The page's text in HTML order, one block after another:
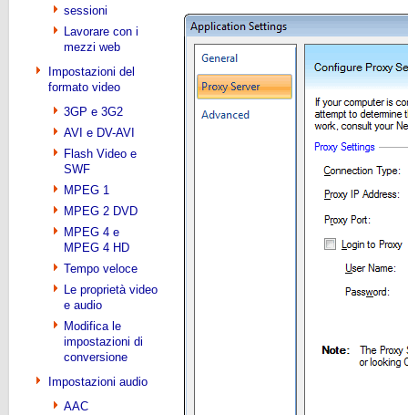
sessioni
Lavorare con i
mezzi web
Impostazioni del
formato video
3GP e 3G2
AVI e DV-AVI
Flash Video e
SWF
MPEG 1
MPEG 2 DVD
MPEG 4 e
MPEG 4 HD
Tempo veloce
Le proprietà video
e audio
Modifica le
impostazioni di
conversione
Impostazioni audio
AAC